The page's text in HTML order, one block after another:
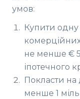
умов:
Купити одну
комерційних
не менше €
іпотечного
Покласти на
менше 1